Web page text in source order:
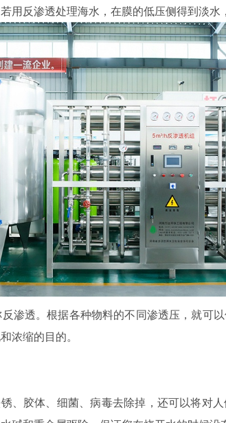
用反渗透处理海水，在膜的低压侧得到淡水
渗透。根据各种物料的不同渗透压，就可
浓缩的目的。
、胶体、细菌、病毒去除掉，还可以将对人